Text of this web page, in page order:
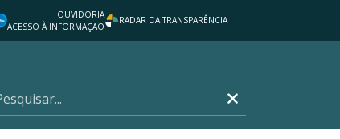
OUVIDORIA
ACESSO À INFORMAÇÃO
RADAR DA TRANSPARÊNCIA